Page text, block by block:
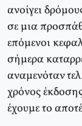
ανοίγει
σε μια
επόμενοι
σήμερα
αναμενόταν
χρόνος
έχουμε το